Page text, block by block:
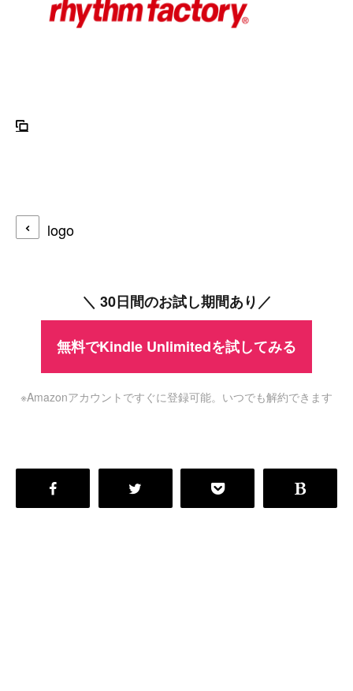
logo
＼ 30日間のお試し期間あり／
無料でKindle Unlimitedを試してみる
※Amazonアカウントですぐに登録可能。いつでも解約できます